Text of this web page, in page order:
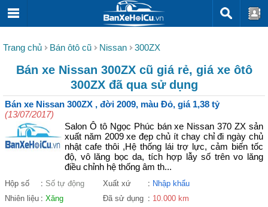
Trang chủ Bán ôtô cũ Nissan 300ZX
Bán xe Nissan 300ZX cũ giá rẻ, giá xe ôtô
300ZX đã qua sử dụng
Bán xe Nissan 300ZX , đời 2009, màu Đỏ, giá 1,38 tỷ
(13/07/2017)
Salon Ô tô Ngọc Phúc bán xe Nissan 370 ZX sản
xuất năm 2009 xe đẹp chủ ít chay chỉ đi ngày chủ
nhật cafe thôi ,Hệ thống lái trợ lực, cảm biến tốc
độ, vô lăng bọc da, tích hợp lẫy số trên vo lăng
điều chỉnh hệ thống âm th...
Hộp số : Số tự động Xuất xứ : Nhập khẩu
Nhiên liệu : Xăng Đã sử dụng : 10.000 km